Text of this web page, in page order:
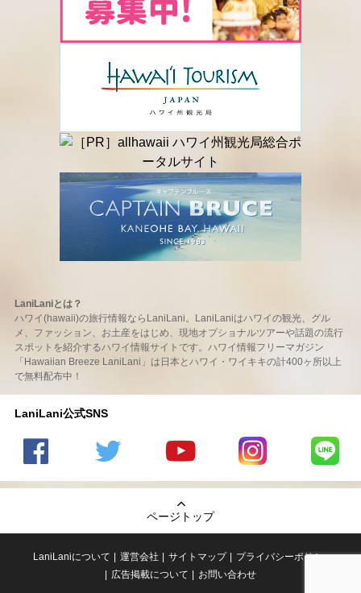
LaniLaniとは？
ハワイ(hawaii)の旅行情報ならLaniLani。LaniLaniはハワイの観光、グル
メ、ファッション、お土産をはじめ、現地オプショナルツアーや話題の流行
スポットを紹介するハワイ情報サイトです。ハワイ情報フリーマガジン
「Hawaiian Breeze LaniLani」は日本とハワイ・ワイキキの計400ヶ所以上
で無料配布中！
LaniLani公式SNS
の
のtwitter
の
Youtube
チャンネ
LaniLani
LaniLani
ページトップ
LaniLaniについて 運営会社 サイトマップ
プライバシーポリシー
広告掲載について
お問い合わせ